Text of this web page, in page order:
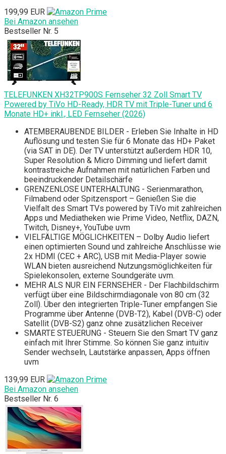
199,99 EUR
Bei Amazon ansehen
Bestseller Nr. 5
TELEFUNKEN XH32TP900S Fernseher 32 Zoll Smart TV
Powered by TiVo HD-Ready, HDR TV mit Triple-Tuner und 6
Monate HD+ inkl., LED Fernseher (2026)
ATEMBERAUBENDE BILDER - Erleben Sie Inhalte in HD
Auflösung und testen Sie für 6 Monate das HD+ Paket
(via SAT in DE). Der TV unterstützt außerdem HDR 10,
Super Resolution & Micro Dimming und liefert damit
kontrastreiche Aufnahmen mit natürlichen Farben und
beeindruckender Detailschärfe
GRENZENLOSE UNTERHALTUNG - Serienmarathon,
Filmabend oder Spitzensport – Genießen Sie die
Vielfalt des Smart TVs powered by TiVo mit zahlreichen
Apps und Mediatheken wie Prime Video, Netflix, DAZN,
Twitch, Disney+, YouTube uvm
VIELFÄLTIGE MÖGLICHKEITEN – Dolby Audio liefert
einen optimierten Sound und zahlreiche Anschlüsse wie
2x HDMI (CEC + ARC), USB mit Media-Player sowie
WLAN bieten ausreichend Nutzungsmöglichkeiten für
Spielekonsolen, externe Soundgeräte uvm.
MEHR ALS NUR EIN FERNSEHER - Der Flachbildschirm
verfügt über eine Bildschirmdiagonale von 80 cm (32
Zoll). Über den integrierten Triple-Tuner empfangen Sie
Programme über Antenne (DVB-T2), Kabel (DVB-C) oder
Satellit (DVB-S2) ganz ohne zusätzlichen Receiver
SMARTE STEUERUNG - Steuern Sie den Smart TV ganz
einfach mit Ihrer Stimme. So können Sie ganz intuitiv
Sender wechseln, Lautstärke anpassen, Apps öffnen
uvm
139,99 EUR
Bei Amazon ansehen
Bestseller Nr. 6